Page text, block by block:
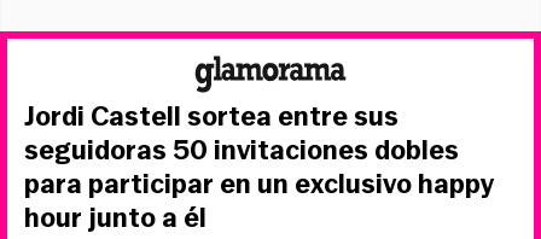
Jordi Castell sortea entre sus
seguidoras 50 invitaciones dobles
para participar en un exclusivo happy
hour junto a él